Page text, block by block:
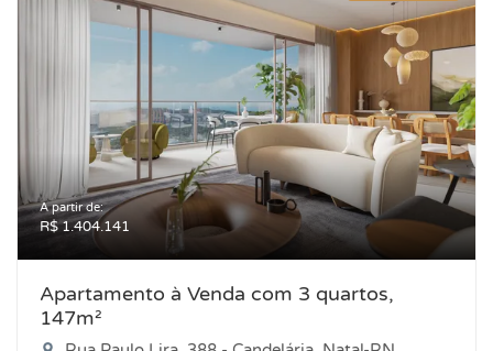
A partir de:
R$ 1.404.141
Apartamento à Venda com 3 quartos,
147m²